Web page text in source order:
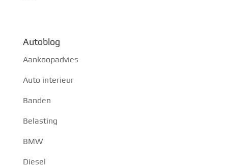
Autoblog
Aankoopadvies
Auto interieur
Banden
Belasting
BMW
Diesel